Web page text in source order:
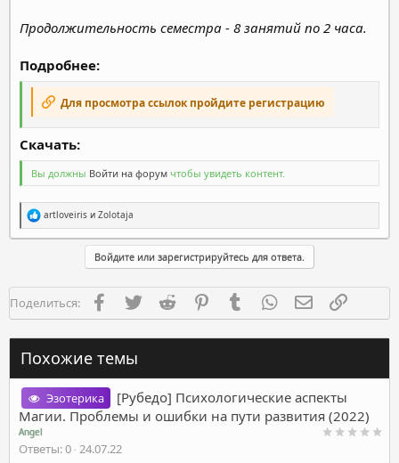
Продолжительность семестра - 8 занятий по 2 часа.
Подробнее:
Для просмотра ссылок пройдите регистрацию
Скачать:​
Вы должны Войти на форум чтобы увидеть контент.
Р
е
а
и
:
artloveiris и Zolotaja
Войдите или зарегистрируйтесь для ответа.
Поделиться: FacebookTwitter Reddit PinterestTumblr WhatsAppЭлектронная
Похожие темы
Эзотерика
[Рубедо] Психологические аспекты
Магии. Проблемы и ошибки на пути развития (2022)
Angel
Ответы 0 24.07.22